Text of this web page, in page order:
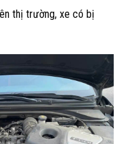
thị trường, xe có bị